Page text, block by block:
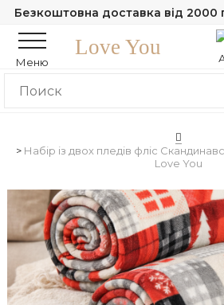
Безкоштовна доставка від 2000
Меню
Love You
Набір із двох пледів фліс
Love You